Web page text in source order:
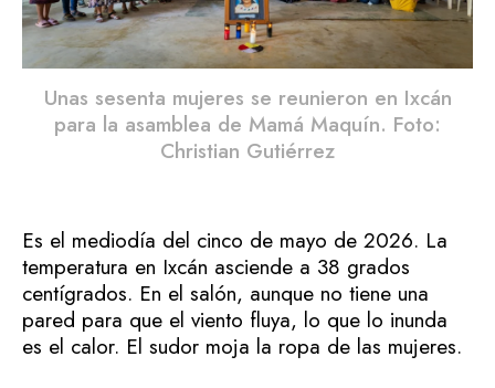
Unas sesenta mujeres se reunieron en Ixcán
para la asamblea de Mamá Maquín. Foto:
Christian Gutiérrez
Es el mediodía del cinco de mayo de 2026. La
temperatura en Ixcán asciende a 38 grados
centígrados. En el salón, aunque no tiene una
pared para que el viento fluya, lo que lo inunda
es el calor. El sudor moja la ropa de las mujeres.